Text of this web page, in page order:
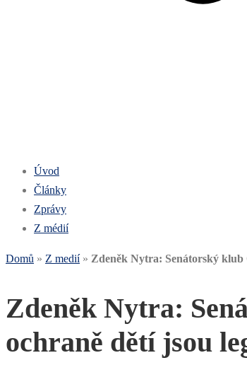
Úvod
Články
Zprávy
Z médií
Domů » Z medií» Zdeněk Nytra: Senátorský klub
Zdeněk Nytra:
ochraně dětí jsou